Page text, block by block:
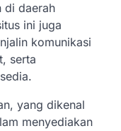
di daerah
ini juga
komunikasi
serta
yang dikenal
menyediakan